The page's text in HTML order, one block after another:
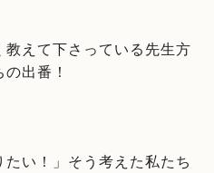
えて下さっている先生方
出番！
たい！」そう考えた私たち